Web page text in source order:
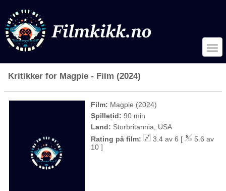
Kritikker for Magpie - Film (2024)
Film: Magpie (2024)
Spilletid: 90 min
Land: Storbritannia, USA
Rating på film:
3.4 av 6 [
5.6 av
10 ]